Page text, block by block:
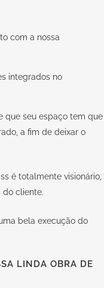
que seu espaço tem que
a fim de deixar o
é totalmente visionário,
do cliente.
bela execução do
LINDA OBRA DE